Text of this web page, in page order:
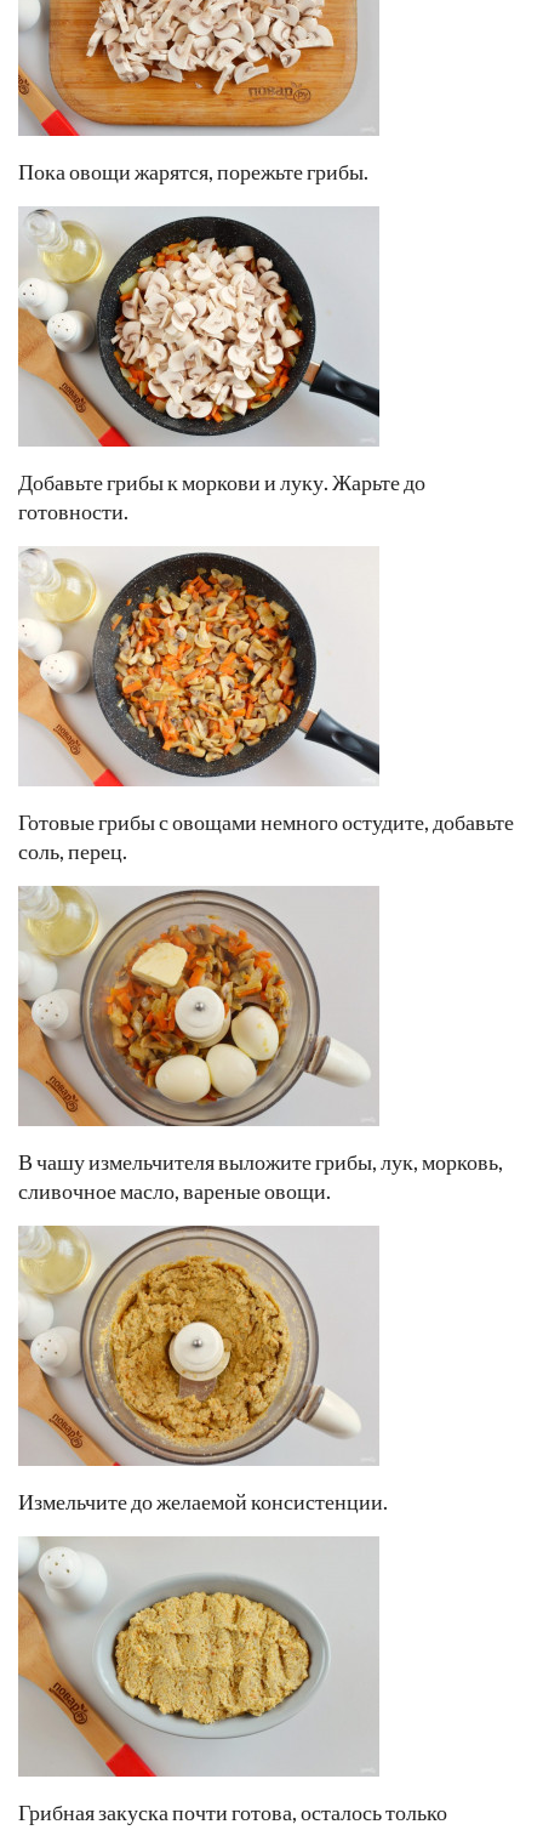
Пока овощи жарятся, порежьте грибы.
Добавьте грибы к моркови и луку. Жарьте до
готовности.
Готовые грибы с овощами немного остудите, добавьте
соль, перец.
В чашу измельчителя выложите грибы, лук, морковь,
сливочное масло, вареные овощи.
Измельчите до желаемой консистенции.
Грибная закуска почти готова, осталось только